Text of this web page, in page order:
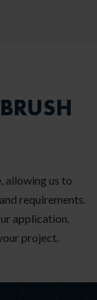
BRUSH
allowing us to
requirements.
application.
project.